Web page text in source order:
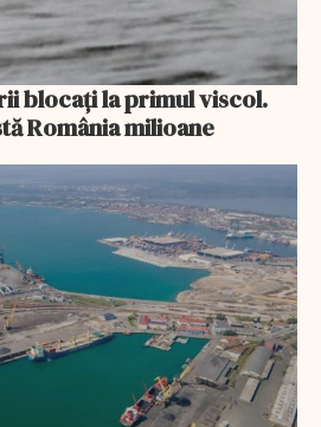
blocați la primul viscol.
România milioane